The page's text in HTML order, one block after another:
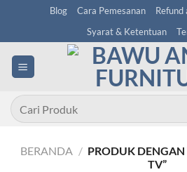
content
Blog Cara Pemesanan
Refund
Syarat & Ketentuan
Pencarian
untuk:
BERANDA / PRODUK DENGAN
TV”